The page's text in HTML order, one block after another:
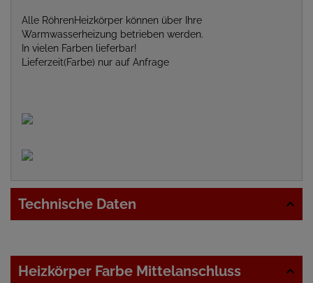
Alle RöhrenHeizkörper können über Ihre
Warmwasserheizung betrieben werden.
In vielen Farben lieferbar!
Lieferzeit(Farbe) nur auf Anfrage
Technische Daten
Heizkörper Farbe Mittelanschluss